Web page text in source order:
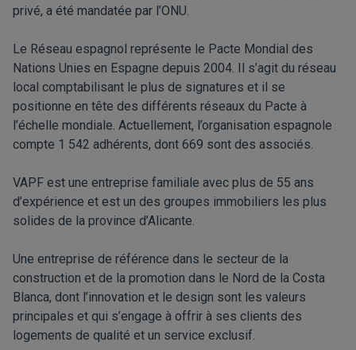
privé, a été mandatée par l’ONU.
Le Réseau espagnol représente le Pacte Mondial des
Nations Unies en Espagne depuis 2004. Il s’agit du réseau
local comptabilisant le plus de signatures et il se
positionne en tête des différents réseaux du Pacte à
l’échelle mondiale. Actuellement, l’organisation espagnole
compte 1 542 adhérents, dont 669 sont des associés.
VAPF est une entreprise familiale avec plus de 55 ans
d’expérience et est un des groupes immobiliers les plus
solides de la province d’Alicante.
Une entreprise de référence dans le secteur de la
construction et de la promotion dans le Nord de la Costa
Blanca, dont l’innovation et le design sont les valeurs
principales et qui s’engage à offrir à ses clients des
logements de qualité et un service exclusif.